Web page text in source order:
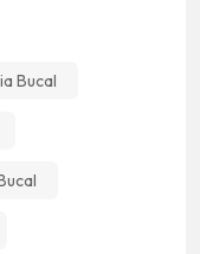
Bucal